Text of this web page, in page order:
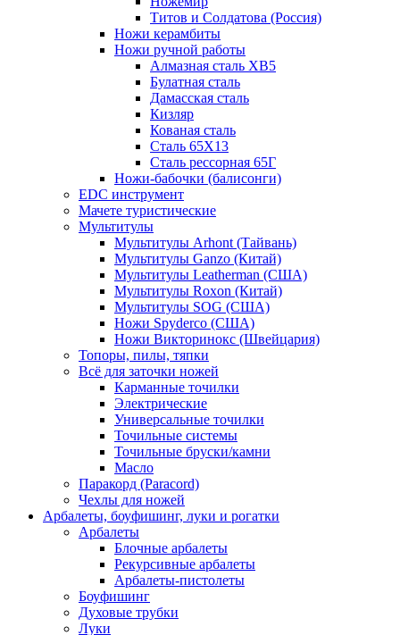
Титов и Солдатова (Россия)
Ножи керамбиты
Ножи ручной работы
Алмазная сталь ХВ5
Булатная сталь
Дамасская сталь
Кизляр
Кованая сталь
Сталь 65Х13
Сталь рессорная 65Г
Ножи-бабочки (балисонги)
EDC инструмент
Мачете туристические
Мультитулы
Мультитулы Arhont (Тайвань)
Мультитулы Ganzo (Китай)
Мультитулы Leatherman (США)
Мультитулы Roxon (Китай)
Мультитулы SOG (США)
Ножи Spyderco (США)
Ножи Викторинокс (Швейцария)
Топоры, пилы, тяпки
Всё для заточки ножей
Карманные точилки
Электрические
Универсальные точилки
Точильные системы
Точильные бруски/камни
Масло
Паракорд (Paracord)
Чехлы для ножей
Арбалеты, боуфишинг, луки и рогатки
Арбалеты
Блочные арбалеты
Рекурсивные арбалеты
Арбалеты-пистолеты
Боуфишинг
Духовые трубки
Луки